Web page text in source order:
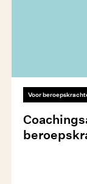
Voor